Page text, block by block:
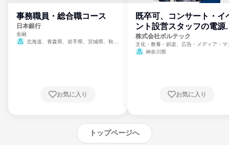
事務職員・総合職コース
日本銀行
金融
北海道、青森県、岩手県、宮城県、秋田
崎県、熊本県、大分県、宮崎県、鹿児島県、
お気に入り
既卒可、コンサート・イ
ント設営スタッフの電源
門
株式会社ボルテック
文化・教養・娯楽、広告・メディア・マ
ミ、電力・ガス・水道・エネルギー
神奈川県
お気に入り
トップページへ